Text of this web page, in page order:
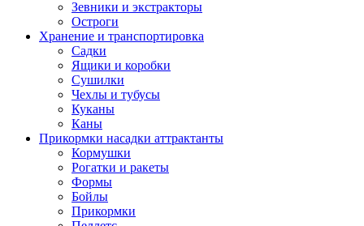
Зевники и экстракторы
Остроги
Хранение и транспортировка
Садки
Ящики и коробки
Сушилки
Чехлы и тубусы
Куканы
Каны
Прикормки насадки аттрактанты
Кормушки
Рогатки и ракеты
Формы
Бойлы
Прикормки